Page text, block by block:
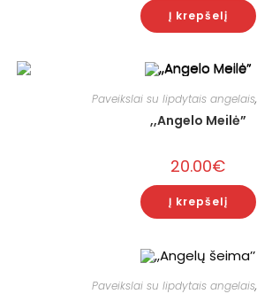
Į krepšelį
Paveikslai su lipdytais angelais,
,,Angelo Meilė”
20.00€
Į krepšelį
Paveikslai su lipdytais angelais,